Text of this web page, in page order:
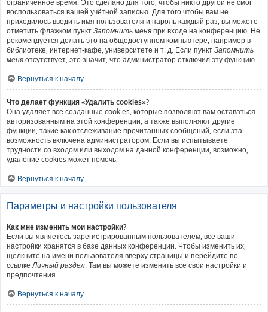
ограниченное время. Это сделано для того, чтобы никто другой не смог
воспользоваться вашей учётной записью. Для того чтобы вам не
приходилось вводить имя пользователя и пароль каждый раз, вы можете
отметить флажком пункт Запомнить меня при входе на конференцию. Не
рекомендуется делать это на общедоступном компьютере, например в
библиотеке, интернет-кафе, университете и т. д. Если пункт Запомнить
меня отсутствует, это значит, что администратор отключил эту функцию.
Вернуться к началу
Что делает функция «Удалить cookies»?
Она удаляет все созданные cookies, которые позволяют вам оставаться
авторизованным на этой конференции, а также выполняют другие
функции, такие как отслеживание прочитанных сообщений, если эта
возможность включена администратором. Если вы испытываете
трудности со входом или выходом на данной конференции, возможно,
удаление cookies может помочь.
Вернуться к началу
Параметры и настройки пользователя
Как мне изменить мои настройки?
Если вы являетесь зарегистрированным пользователем, все ваши
настройки хранятся в базе данных конференции. Чтобы изменить их,
щёлкните на имени пользователя вверху страницы и перейдите по
ссылкеЛичный раздел. Там вы можете изменить все свои настройки и
предпочтения.
Вернуться к началу